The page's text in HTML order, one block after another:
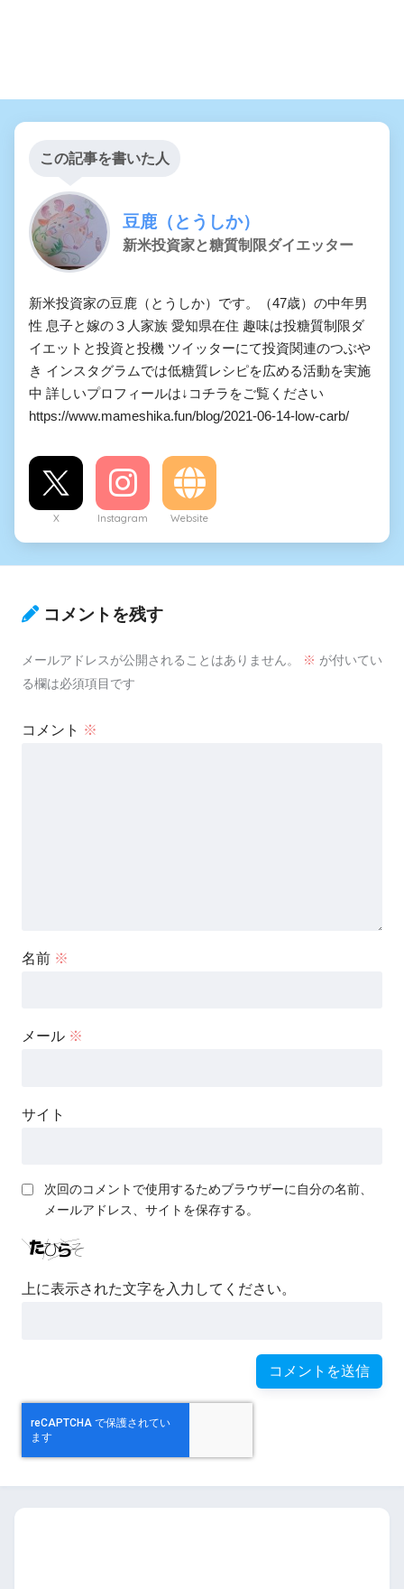
この記事を書いた人
豆鹿（とうしか）
新米投資家と糖質制限ダイエッター
新米投資家の豆鹿（とうしか）です。（47歳）の中年男
性 息子と嫁の３人家族 愛知県在住 趣味は投糖質制限ダ
イエットと投資と投機 ツイッターにて投資関連のつぶや
き インスタグラムでは低糖質レシピを広める活動を実施
中 詳しいプロフィールは↓コチラをご覧ください
https://www.mameshika.fun/blog/2021-06-14-low-carb/
X Instagram Website
コメントを残す
メールアドレスが公開されることはありません。 ※ が付いてい
る欄は必須項目です
コメント ※
名前 ※
メール ※
サイト
次回のコメントで使用するためブラウザーに自分の名前、
メールアドレス、サイトを保存する。
上に表示された文字を入力してください。